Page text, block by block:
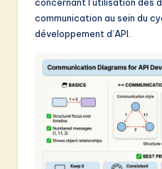
&communication au sein du
développement d’API.